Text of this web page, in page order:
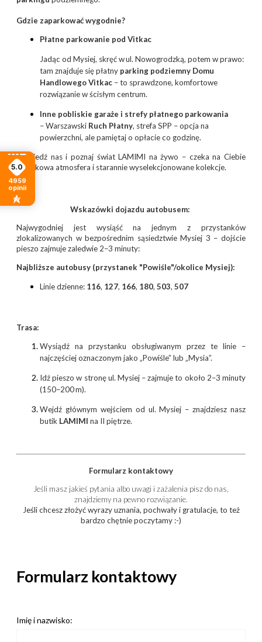
Gdzie zaparkować wygodnie?
Płatne parkowanie pod Vitkac
Jadąc od Mysiej, skręć w ul. Nowogrodzką, potem w prawo:
tam znajduje się płatny parking podziemny Domu
Handlowego Vitkac – to sprawdzone, komfortowe
rozwiązanie w ścisłym centrum.
Inne pobliskie garaże i strefy płatnego parkowania
– Warszawski Ruch Płatny, strefa SPP – opcja na
powierzchni, ale pamiętaj o opłacie co godzinę.
Odwiedź nas i poznaj świat LAMIMI na żywo – czeka na Ciebie
wyjątkowa atmosfera i starannie wyselekcjonowane kolekcje.
Wskazówki dojazdu autobusem:
Najwygodniej jest wysiąść na jednym z przystanków
zlokalizowanych w bezpośrednim sąsiedztwie Mysiej 3 – dojście
pieszo zajmuje zaledwie 2–3 minuty:
Najbliższe autobusy (przystanek "Powiśle"/okolice Mysiej):
Linie dzienne: 116, 127, 166, 180, 503, 507
Trasa:
Wysiądź na przystanku obsługiwanym przez te linie –
najczęściej oznaczonym jako „Powiśle” lub „Mysia”.
Idź pieszo w stronę ul. Mysiej – zajmuje to około 2–3 minuty
(150–200 m).
Wejdź głównym wejściem od ul. Mysiej – znajdziesz nasz
butik LAMIMI na II piętrze.
Formularz kontaktowy
Jeśli masz jakieś pytania albo uwagi i zażalenia pisz do nas,
znajdziemy na pewno rozwiązanie.
Jeśli chcesz złożyć wyrazy uznania, pochwały i gratulacje, to też
bardzo chętnie poczytamy :-)
Formularz kontaktowy
Imię i nazwisko:
5.0
4959
opinii